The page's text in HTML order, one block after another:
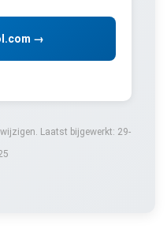
→
Laatst bijgewerkt: 29-